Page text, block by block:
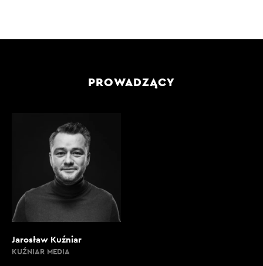
PROWADZĄCY
Jarosław Kuźniar
KUŹNIAR MEDIA